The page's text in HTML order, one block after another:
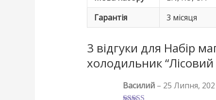
Гарантія
3 місяця
3 відгуки для Набір
холодильник “Лісовий
Василий – 25 Липня,